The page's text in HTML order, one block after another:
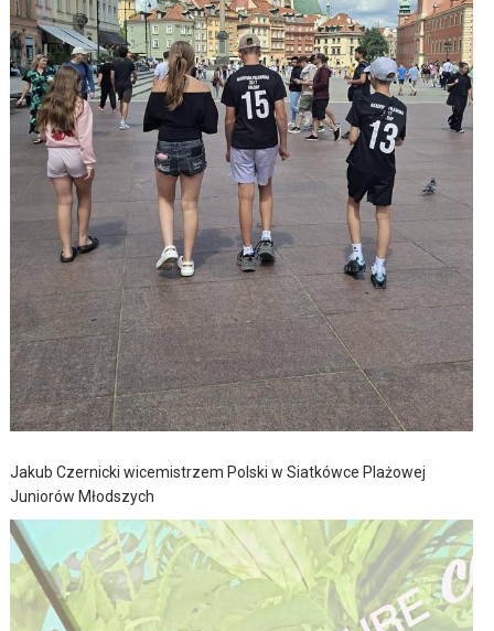
Jakub Czernicki wicemistrzem Polski w Siatkówce Plażowej
Juniorów Młodszych